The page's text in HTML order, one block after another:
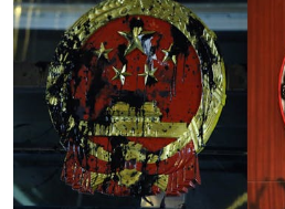
商業
科技
影片
名家榜